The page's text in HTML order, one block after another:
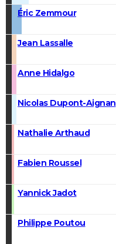
Éric Zemmour
Jean Lassalle
Anne Hidalgo
Nicolas Dupont-Aignan
Nathalie Arthaud
Fabien Roussel
Yannick Jadot
Philippe Poutou